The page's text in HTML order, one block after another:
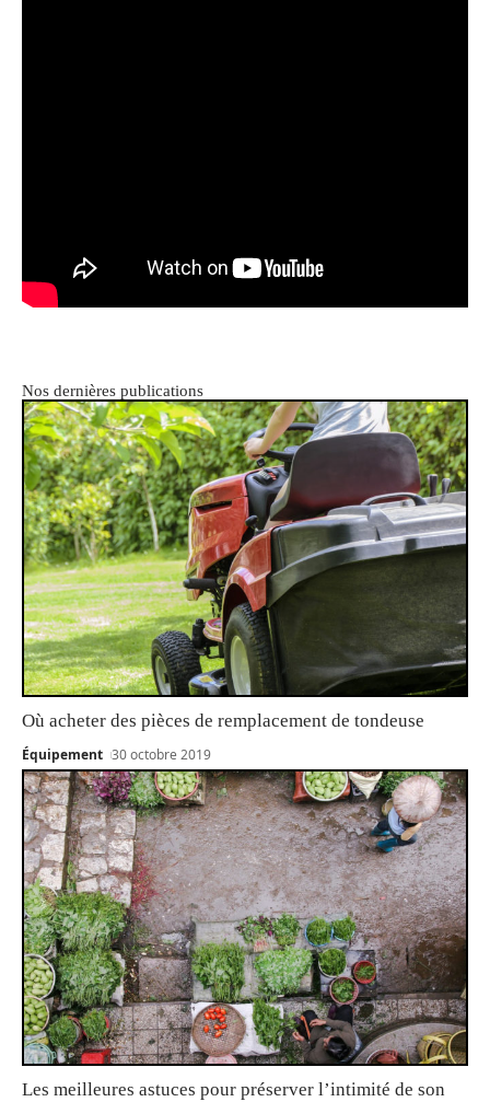
Nos dernières publications
Où acheter des pièces de remplacement de tondeuse
Équipement 30 octobre 2019
Les meilleures astuces pour préserver l’intimité de son